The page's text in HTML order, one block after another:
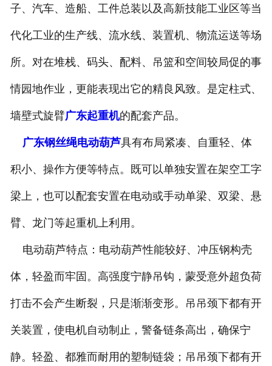
子、汽车、造船、工件总装以及高新技能工业区等当
代化工业的生产线、流水线、装置机、物流运送等场
所。对在堆栈、码头、配料、吊篮和空间较局促的事
情园地作业，更能表现出它的精良风致。是定柱式、
墙壁式旋臂广东起重机的配套产品。
广东钢丝绳电动葫芦具有布局紧凑、自重轻、体
积小、操作方便等特点。既可以单独安置在架空工字
梁上，也可以配套安置在电动或手动单梁、双梁、悬
臂、龙门等起重机上利用。
电动葫芦特点：电动葫芦性能较好、冲压钢构壳
体，轻盈而牢固。高强度宁静吊钩，蒙受意外超负荷
打击不会产生断裂，只是渐渐变形。吊吊颈下都有开
关装置，使电机自动制止，警备链条高出，确保宁
静。轻盈、都雅而耐用的塑制链袋；吊吊颈下都有开